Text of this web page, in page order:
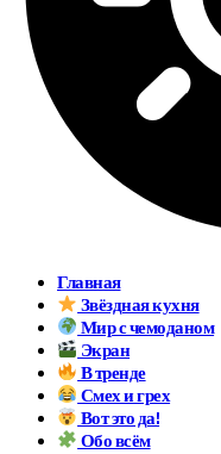
Главная
Звёздная кухня
Мир с чемоданом
Экран
В тренде
Смех и грех
Вот это да!
Обо всём